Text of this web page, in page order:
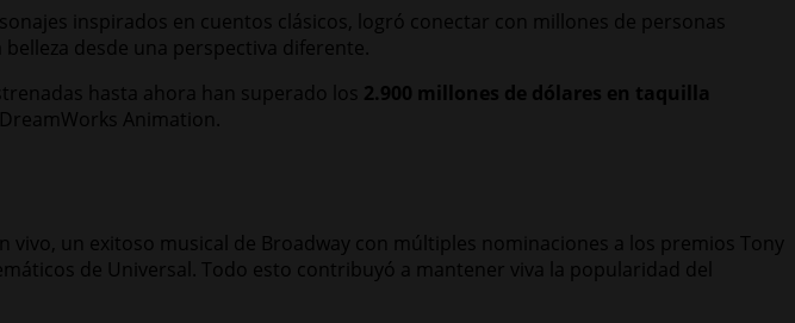
inspirados en cuentos clásicos, logró conectar con millones de personas
desde una perspectiva diferente.
hasta ahora han superado los 2.900 millones de dólares en taquilla
Animation.
un exitoso musical de Broadway con múltiples nominaciones a los premios Tony
de Universal. Todo esto contribuyó a mantener viva la popularidad del